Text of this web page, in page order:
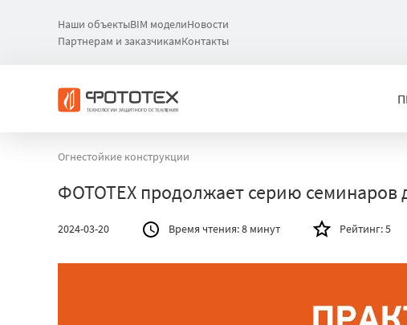
Наши объектыBIM моделиНовости
Партнерам и заказчикамКонтакты
Огнестойкие конструкции
ФОТОТЕХ продолжает серию семинаров
2024-03-20 Время чтения:8 минут Рейтинг:5